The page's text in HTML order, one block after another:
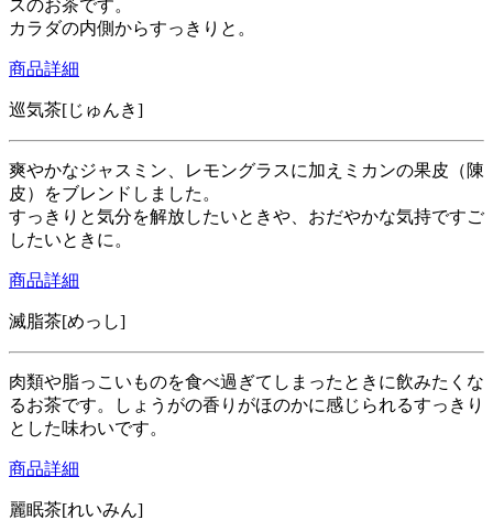
スのお茶です。
カラダの内側からすっきりと。
商品詳細
巡気茶[じゅんき]
爽やかなジャスミン、レモングラスに加えミカンの果皮（陳
皮）をブレンドしました。
すっきりと気分を解放したいときや、おだやかな気持ですご
したいときに。
商品詳細
滅脂茶[めっし]
肉類や脂っこいものを食べ過ぎてしまったときに飲みたくな
るお茶です。しょうがの香りがほのかに感じられるすっきり
とした味わいです。
商品詳細
麗眠茶[れいみん]